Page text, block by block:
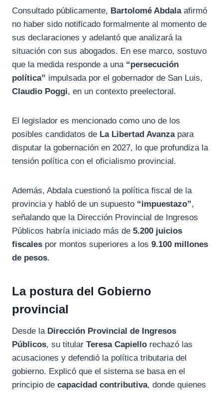
Consultado públicamente, Bartolomé Abdalaafirmó
no haber sido notificado formalmente al momento de
sus declaraciones y adelantó que analizará la
situación con sus abogados. En ese marco, sostuvo
que la medida responde a una “persecución
política” impulsada por el gobernador de San Luis,
Claudio Poggi, en un contexto preelectoral.
El legislador es mencionado como uno de los
posibles candidatos de La Libertad Avanzapara
disputar la gobernación en 2027, lo que profundiza la
tensión política con el oficialismo provincial.
Además, Abdala cuestionó la política fiscal de la
provincia y habló de un supuesto “impuestazo”,
señalando que la Dirección Provincial de Ingresos
Públicos habría iniciado más de 5.200 juicios
fiscales por montos superiores a los 9.100 millones
de pesos.
La postura del Gobierno
provincial
Desde la Dirección Provincial de Ingresos
Públicos, su titular Teresa Capiello rechazó las
acusaciones y defendió la política tributaria del
gobierno. Explicó que el sistema se basa en el
principio de capacidad contributiva, donde quienes